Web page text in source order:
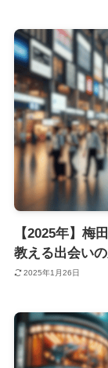
【2025年】梅
教える出会い
2025年1月26日